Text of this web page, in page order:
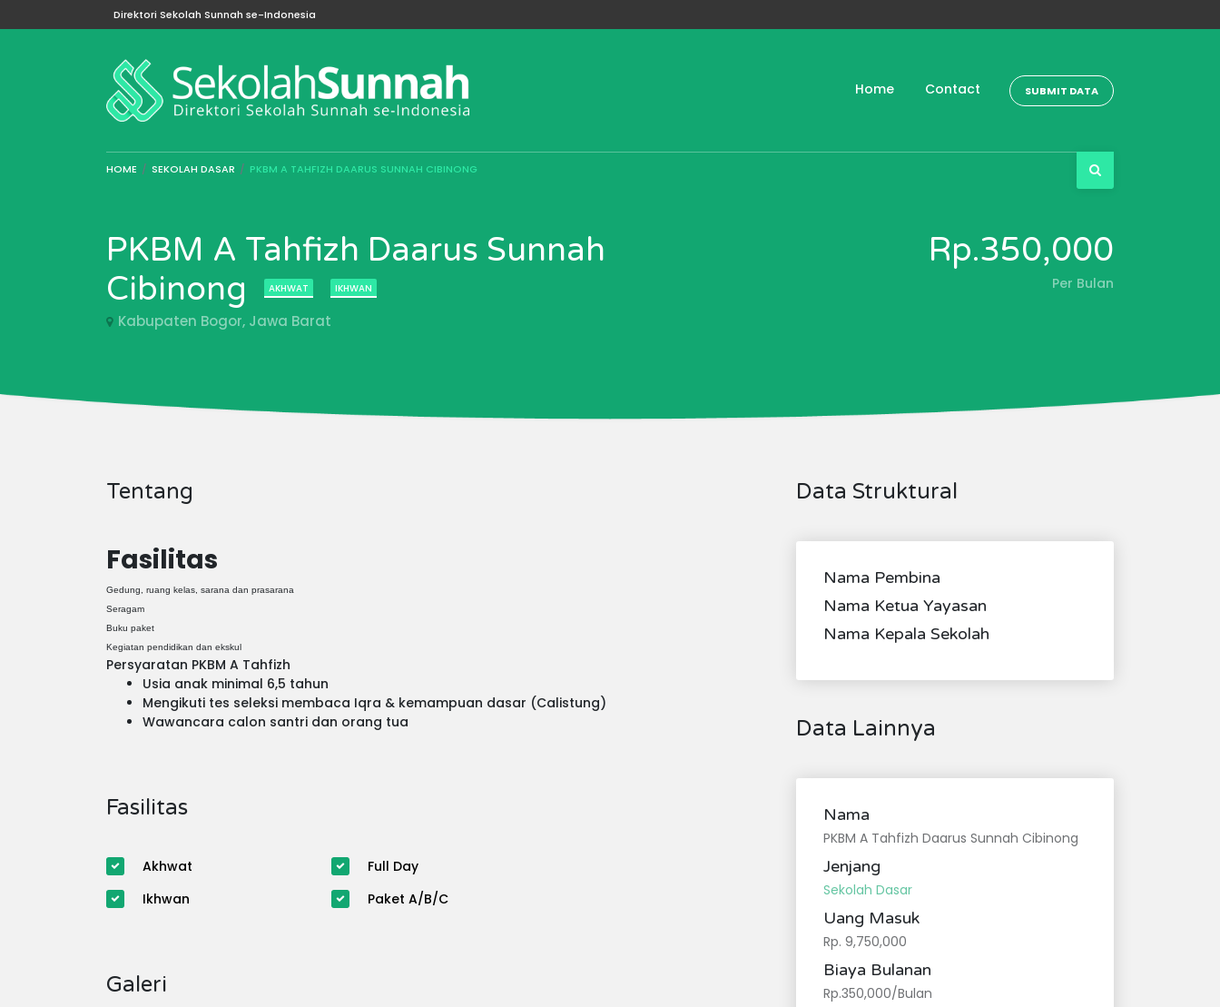
Direktori Sekolah Sunnah se-Indonesia
Home Contact SUBMIT DATA
HOME SEKOLAH DASAR PKBM A TAHFIZH DAARUS SUNNAH CIBINONG
PKBM A Tahfizh Daarus Sunnah
Cibinong
AKHWAT IKHWAN
Kabupaten Bogor, Jawa Barat
Rp.350,000
Per Bulan
Tentang
Fasilitas
Gedung, ruang kelas, sarana dan prasarana
Seragam
Buku paket
Kegiatan pendidikan dan ekskul
Persyaratan PKBM A Tahfizh
Usia anak minimal 6,5 tahun
Mengikuti tes seleksi membaca Iqra & kemampuan dasar (Calistung)
Wawancara calon santri dan orang tua
Fasilitas
Akhwat
Ikhwan
Full Day
Paket A/B/C
Galeri
Data Struktural
Nama Pembina
Nama Ketua Yayasan
Nama Kepala Sekolah
Data Lainnya
Nama
PKBM A Tahfizh Daarus Sunnah Cibinong
Jenjang
Sekolah Dasar
Uang Masuk
Rp. 9,750,000
Biaya Bulanan
Rp.350,000/Bulan